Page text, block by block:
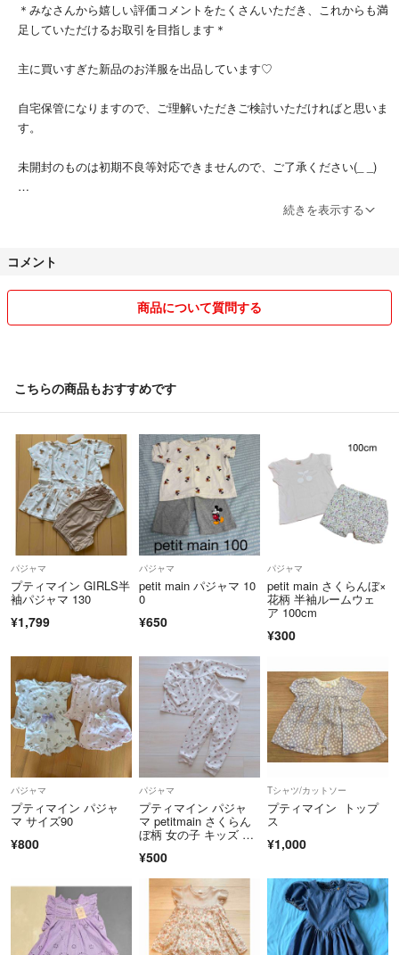
＊みなさんから嬉しい評価コメントをたくさんいただき、これからも満
足していただけるお取引を目指します＊
主に買いすぎた新品のお洋服を出品しています♡
自宅保管になりますので、ご理解いただきご検討いただければと思いま
す。
未開封のものは初期不良等対応できませんので、ご了承ください(_ _)
匿名配送(ゆうパケットポスト)で発送しております。
リピーター様、フォロー様、コメントいただけましたら、お値下げ致し
続きを表示する
コメント
商品について質問する
こちらの商品もおすすめです
パジャマ
プティマイン GIRLS半
袖パジャマ 130
¥1,799
パジャマ
petit main パジャマ 10
0
¥650
パジャマ
petit main さくらんぼ×
花柄 半袖ルームウェ
ア 100cm
¥300
パジャマ
プティマイン パジャ
マ サイズ90
¥800
パジャマ
プティマイン パジャ
マ petitmain さくらん
ぼ柄 女の子 キッズ 10
¥500
Tシャツ/カットソー
プティマイン トップ
ス
¥1,000